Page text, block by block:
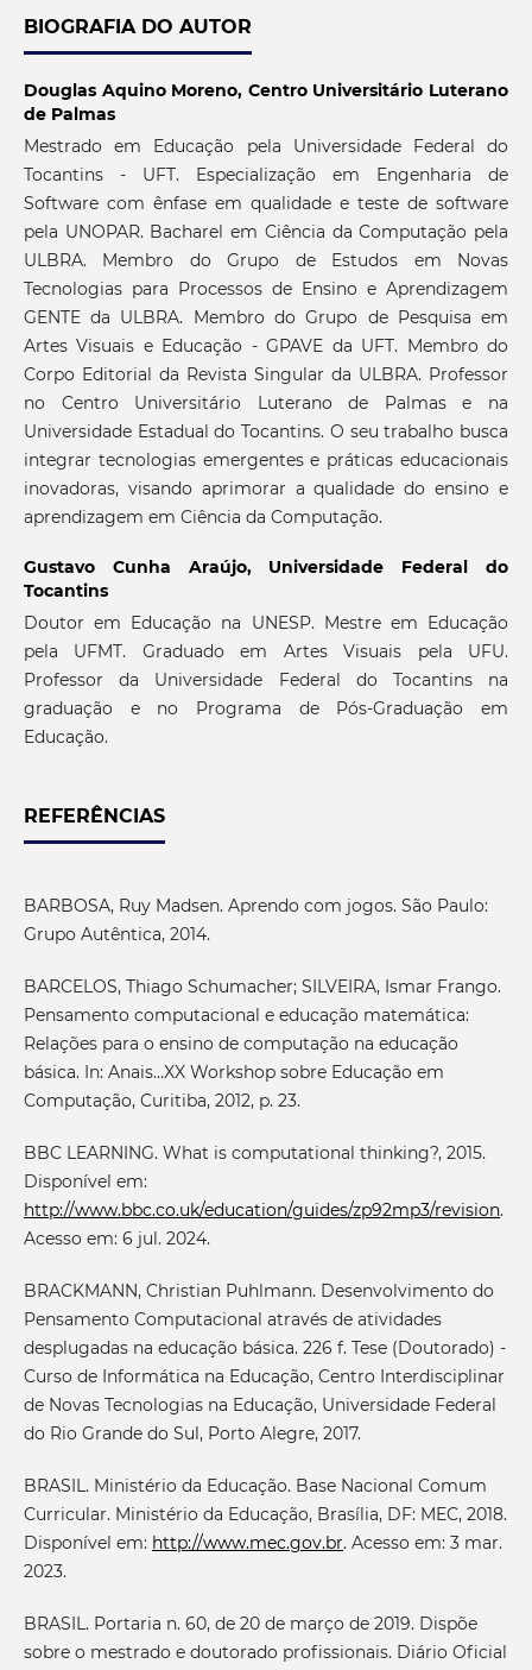
BIOGRAFIA DO AUTOR
Douglas Aquino Moreno, Centro Universitário Luterano
de Palmas
Mestrado em Educação pela Universidade Federal do
Tocantins - UFT. Especialização em Engenharia de
Software com ênfase em qualidade e teste de software
pela UNOPAR. Bacharel em Ciência da Computação pela
ULBRA. Membro do Grupo de Estudos em Novas
Tecnologias para Processos de Ensino e Aprendizagem
GENTE da ULBRA. Membro do Grupo de Pesquisa em
Artes Visuais e Educação - GPAVE da UFT. Membro do
Corpo Editorial da Revista Singular da ULBRA. Professor
no Centro Universitário Luterano de Palmas e na
Universidade Estadual do Tocantins. O seu trabalho busca
integrar tecnologias emergentes e práticas educacionais
inovadoras, visando aprimorar a qualidade do ensino e
aprendizagem em Ciência da Computação.
Gustavo Cunha Araújo, Universidade Federal do
Tocantins
Doutor em Educação na UNESP. Mestre em Educação
pela UFMT. Graduado em Artes Visuais pela UFU.
Professor da Universidade Federal do Tocantins na
graduação e no Programa de Pós-Graduação em
Educação.
REFERÊNCIAS
BARBOSA, Ruy Madsen. Aprendo com jogos. São Paulo:
Grupo Autêntica, 2014.
BARCELOS, Thiago Schumacher; SILVEIRA, Ismar Frango.
Pensamento computacional e educação matemática:
Relações para o ensino de computação na educação
básica. In: Anais...XX Workshop sobre Educação em
Computação, Curitiba, 2012, p. 23.
BBC LEARNING. What is computational thinking?, 2015.
Disponível em:
http://www.bbc.co.uk/education/guides/zp92mp3/revision.
Acesso em: 6 jul. 2024.
BRACKMANN, Christian Puhlmann. Desenvolvimento do
Pensamento Computacional através de atividades
desplugadas na educação básica. 226 f. Tese (Doutorado) -
Curso de Informática na Educação, Centro Interdisciplinar
de Novas Tecnologias na Educação, Universidade Federal
do Rio Grande do Sul, Porto Alegre, 2017.
BRASIL. Ministério da Educação. Base Nacional Comum
Curricular. Ministério da Educação, Brasília, DF: MEC, 2018.
Disponível em: http://www.mec.gov.br. Acesso em: 3 mar.
2023.
BRASIL. Portaria n. 60, de 20 de março de 2019. Dispõe
sobre o mestrado e doutorado profissionais. Diário Oficial